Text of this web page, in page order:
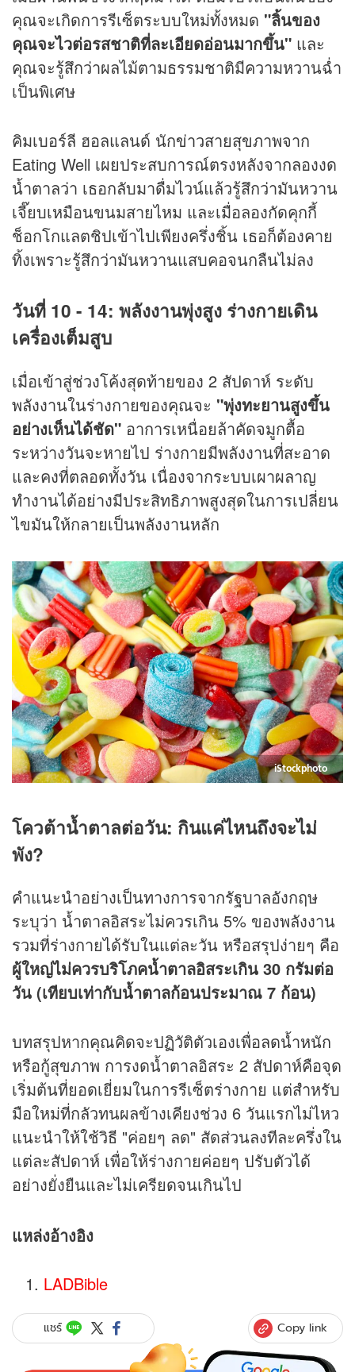
คุณจะเกิดการรีเซ็ตระบบใหม่ทั้งหมด "ลิ้นของ
คุณจะไวต่อรสชาติที่ละเอียดอ่อนมากขึ้น" และ
คุณจะรู้สึกว่าผลไม้ตามธรรมชาติมีความหวานฉ่ำ
เป็นพิเศษ
คิมเบอร์ลี ฮอลแลนด์ นักข่าวสายสุขภาพจาก
Eating Well เผยประสบการณ์ตรงหลังจากลองงด
น้ำตาลว่า เธอกลับมาดื่มไวน์แล้วรู้สึกว่ามันหวาน
เจี๊ยบเหมือนขนมสายไหม และเมื่อลองกัดคุกกี้
ช็อกโกแลตชิปเข้าไปเพียงครึ่งชิ้น เธอก็ต้องคาย
ทิ้งเพราะรู้สึกว่ามันหวานแสบคอจนกลืนไม่ลง
วันที่ 10 - 14: พลังงานพุ่งสูง ร่างกายเดิน
เครื่องเต็มสูบ
เมื่อเข้าสู่ช่วงโค้งสุดท้ายของ 2 สัปดาห์ ระดับ
พลังงานในร่างกายของคุณจะ "พุ่งทะยานสูงขึ้น
อย่างเห็นได้ชัด" อาการเหนื่อยล้าคัดจมูกตื้อ
ระหว่างวันจะหายไป ร่างกายมีพลังงานที่สะอาด
และคงที่ตลอดทั้งวัน เนื่องจากระบบเผาผลาญ
ทำงานได้อย่างมีประสิทธิภาพสูงสุดในการเปลี่ยน
ไขมันให้กลายเป็นพลังงานหลัก
iStockphoto
โควต้าน้ำตาลต่อวัน: กินแค่ไหนถึงจะไม่
พัง?
คำแนะนำอย่างเป็นทางการจากรัฐบาลอังกฤษ
ระบุว่า น้ำตาลอิสระไม่ควรเกิน 5% ของพลังงาน
รวมที่ร่างกายได้รับในแต่ละวัน หรือสรุปง่ายๆ คือ
ผู้ใหญ่ไม่ควรบริโภคน้ำตาลอิสระเกิน 30 กรัมต่อ
วัน (เทียบเท่ากับน้ำตาลก้อนประมาณ 7 ก้อน)
บทสรุปหากคุณคิดจะปฏิวัติตัวเองเพื่อลดน้ำหนัก
หรือกู้สุขภาพ การงดน้ำตาลอิสระ 2 สัปดาห์คือจุด
เริ่มต้นที่ยอดเยี่ยมในการรีเซ็ตร่างกาย แต่สำหรับ
มือใหม่ที่กลัวทนผลข้างเคียงช่วง 6 วันแรกไม่ไหว
แนะนำให้ใช้วิธี "ค่อยๆ ลด" สัดส่วนลงทีละครึ่งใน
แต่ละสัปดาห์ เพื่อให้ร่างกายค่อยๆ ปรับตัวได้
อย่างยั่งยืนและไม่เครียดจนเกินไป
แหล่งอ้างอิง
LADBible
แชร์ Copy link